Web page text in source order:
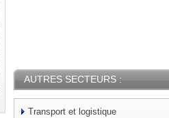
AUTRES SECTEURS :
Transport et logistique